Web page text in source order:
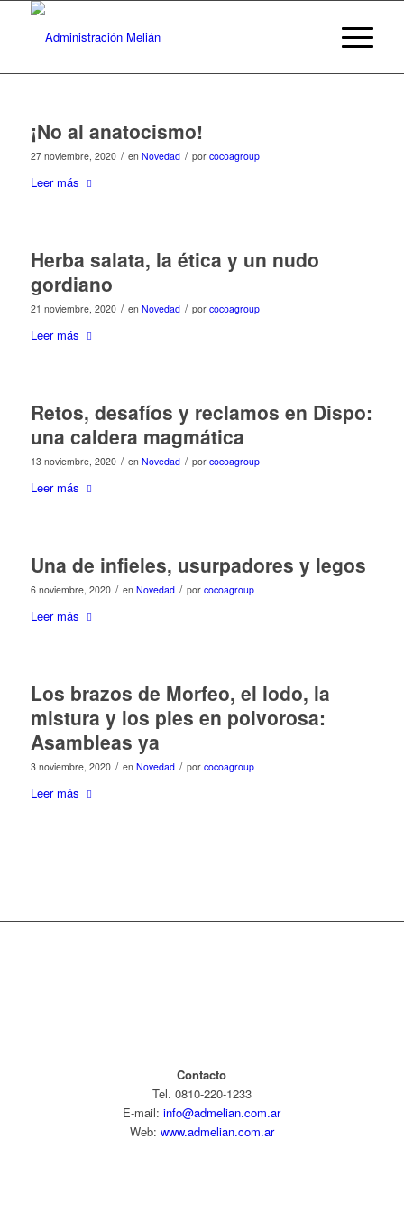
¡No al anatocismo!
27 noviembre, 2020 / en Novedad / por cocoagroup
Leer más
Herba salata, la ética y un nudo
gordiano
21 noviembre, 2020 / en Novedad / por cocoagroup
Leer más
Retos, desafíos y reclamos en Dispo:
una caldera magmática
13 noviembre, 2020 / en Novedad / por cocoagroup
Leer más
Una de infieles, usurpadores y legos
6 noviembre, 2020 / en Novedad / por cocoagroup
Leer más
Los brazos de Morfeo, el lodo, la
mistura y los pies en polvorosa:
Asambleas ya
3 noviembre, 2020 / en Novedad / por cocoagroup
Leer más
Contacto
Tel. 0810-220-1233
E-mail:info@admelian.com.ar
Web: www.admelian.com.ar